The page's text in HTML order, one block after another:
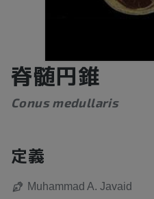
脊髄円錐
Conus medullaris
定義
Muhammad A. Javaid